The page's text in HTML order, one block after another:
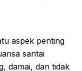
aspek penting
santai
damai, dan tidak